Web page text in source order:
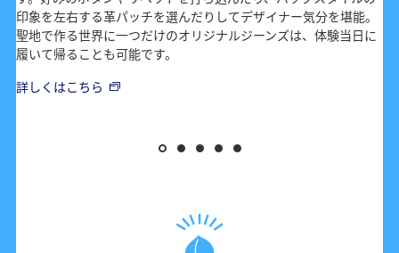
印象を左右する革パッチを選んだりしてデザイナー気分を堪能。
聖地で作る世界に一つだけのオリジナルジーンズは、体験当日に
履いて帰ることも可能です。
詳しくはこちら